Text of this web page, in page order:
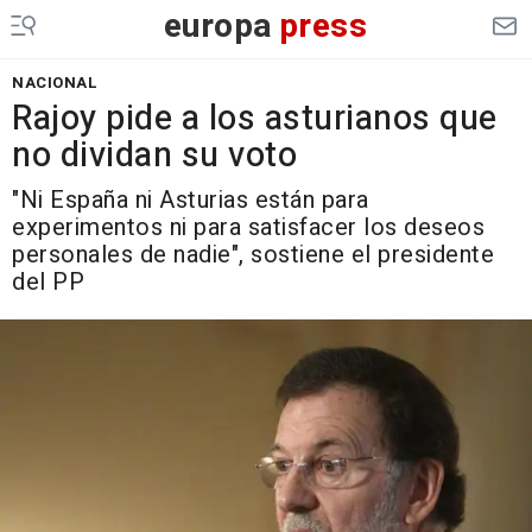
europa press
NACIONAL
Rajoy pide a los asturianos que
no dividan su voto
"Ni España ni Asturias están para
experimentos ni para satisfacer los deseos
personales de nadie", sostiene el presidente
del PP